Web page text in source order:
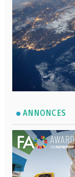
ANNONCES